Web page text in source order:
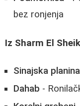
bez ronjenja
Iz Sharm El
Sinajska planina
Dahab -